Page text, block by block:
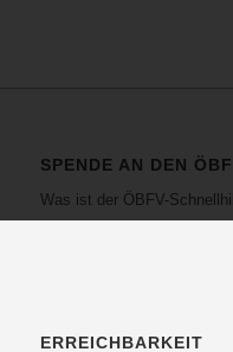
SPENDE AN DEN
Was ist der ÖBFV-
ERREICHBARKEIT